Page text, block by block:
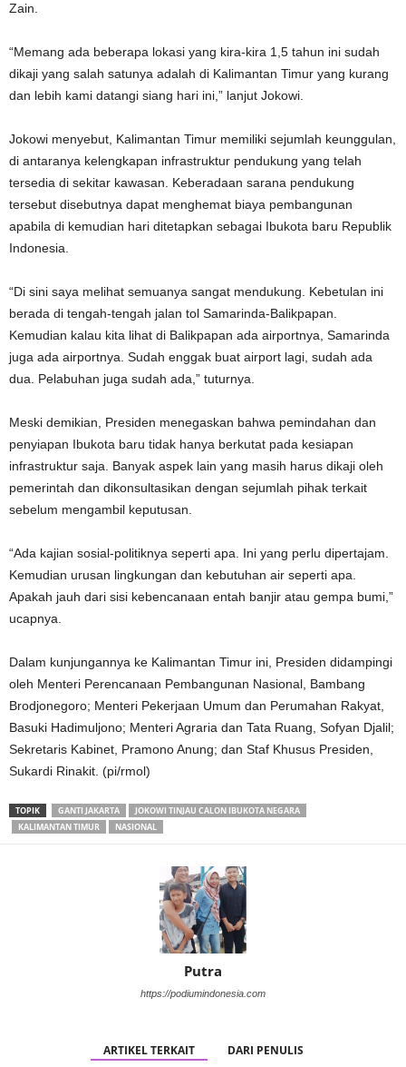
Zain.
“Memang ada beberapa lokasi yang kira-kira 1,5 tahun ini sudah
dikaji yang salah satunya adalah di Kalimantan Timur yang kurang
dan lebih kami datangi siang hari ini,” lanjut Jokowi.
Jokowi menyebut, Kalimantan Timur memiliki sejumlah keunggulan,
di antaranya kelengkapan infrastruktur pendukung yang telah
tersedia di sekitar kawasan. Keberadaan sarana pendukung
tersebut disebutnya dapat menghemat biaya pembangunan
apabila di kemudian hari ditetapkan sebagai Ibukota baru Republik
Indonesia.
“Di sini saya melihat semuanya sangat mendukung. Kebetulan ini
berada di tengah-tengah jalan tol Samarinda-Balikpapan.
Kemudian kalau kita lihat di Balikpapan ada airportnya, Samarinda
juga ada airportnya. Sudah enggak buat airport lagi, sudah ada
dua. Pelabuhan juga sudah ada,” tuturnya.
Meski demikian, Presiden menegaskan bahwa pemindahan dan
penyiapan Ibukota baru tidak hanya berkutat pada kesiapan
infrastruktur saja. Banyak aspek lain yang masih harus dikaji oleh
pemerintah dan dikonsultasikan dengan sejumlah pihak terkait
sebelum mengambil keputusan.
“Ada kajian sosial-politiknya seperti apa. Ini yang perlu dipertajam.
Kemudian urusan lingkungan dan kebutuhan air seperti apa.
Apakah jauh dari sisi kebencanaan entah banjir atau gempa bumi,”
ucapnya.
Dalam kunjungannya ke Kalimantan Timur ini, Presiden didampingi
oleh Menteri Perencanaan Pembangunan Nasional, Bambang
Brodjonegoro; Menteri Pekerjaan Umum dan Perumahan Rakyat,
Basuki Hadimuljono; Menteri Agraria dan Tata Ruang, Sofyan Djalil;
Sekretaris Kabinet, Pramono Anung; dan Staf Khusus Presiden,
Sukardi Rinakit. (pi/rmol)
TOPIK GANTI JAKARTA
JOKOWI TINJAU CALON IBUKOTA NEGARA
KALIMANTAN TIMUR
NASIONAL
Putra
https://podiumindonesia.com
ARTIKEL TERKAIT DARI PENULIS